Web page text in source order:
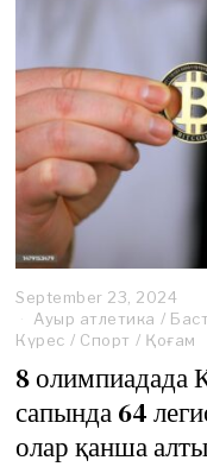
September 23, 2024
Ауыр атлетика /
Күрес / Спорт / Қоғам
8 олимпиадада
сапында 64
олар қанша